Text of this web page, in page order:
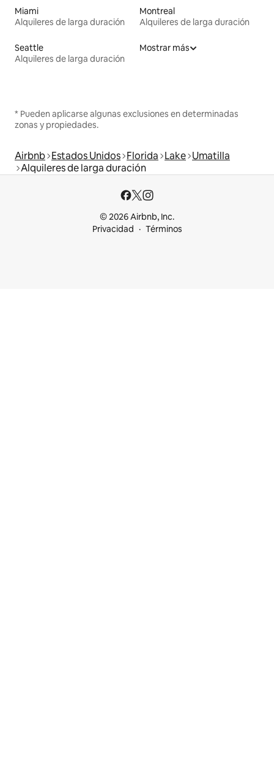
Miami
Alquileres de larga duración
Montreal
Alquileres de larga duración
Seattle
Alquileres de larga duración
Mostrar más
* Pueden aplicarse algunas exclusiones en determinadas
zonas y propiedades.
Airbnb Estados Unidos Florida Lake Umatilla
Alquileres de larga duración
© 2026 Airbnb, Inc.
Privacidad
Términos